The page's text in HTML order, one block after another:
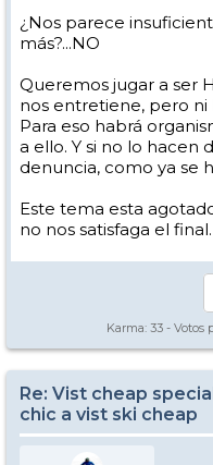
¿Nos parece
más?...NO
Queremos jugar a ser
nos entretiene, pero ni
Para eso habrá
a ello. Y si no lo hacen
denuncia, como ya se
Este tema esta
no nos satisfaga el final.
Karma: 33 - Votos
Re: Vist cheap
chic a vist ski cheap